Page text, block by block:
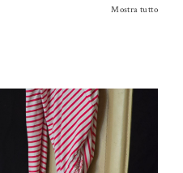
Mostra tutto